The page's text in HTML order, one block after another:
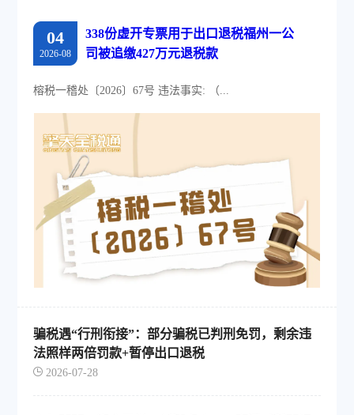
04
2026-08
338份虚开专票用于出口退税福州一公
司被追缴427万元退税款
榕税一稽处〔2026〕67号 违法事实: （...
骗税遇“行刑衔接”：部分骗税已判刑免罚，剩余违
法照样两倍罚款+暂停出口退税
2026-07-28